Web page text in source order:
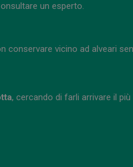
un esperto.
conservare vicino ad alveari
, cercando di farli arrivare il